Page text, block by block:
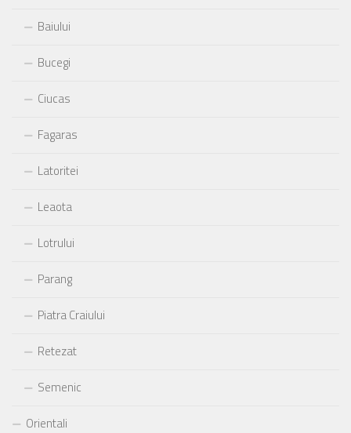
Baiului
Bucegi
Ciucas
Fagaras
Latoritei
Leaota
Lotrului
Parang
Piatra Craiului
Retezat
Semenic
Orientali